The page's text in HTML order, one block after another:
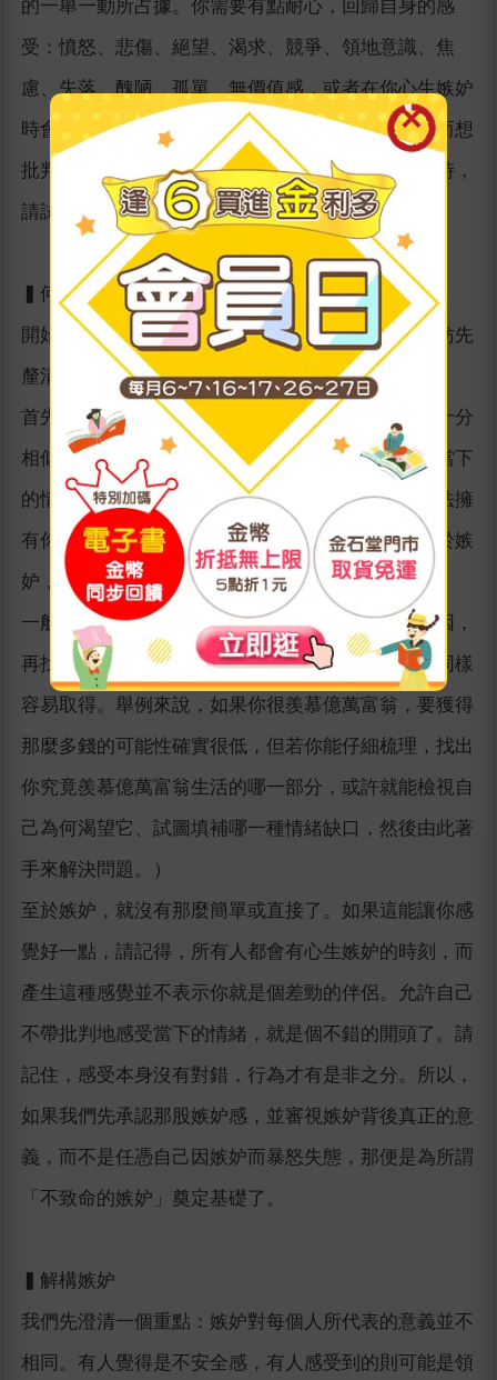
的一舉一動所占據。你需要有點耐心，回歸自身的感
受：憤怒、悲傷、絕望、渴求、競爭、領地意識、焦
慮、失落、醜陋、孤單、無價值感，或者在你心生嫉妒
時會出現的其他獨特感覺。我們常因產生痛苦情緒而想
批判自己，彷彿心情不好也需要有正當理由。難過時，
請試著對自己寬容一點吧。
▍何謂嫉妒
開始探討如何平安度過嫉妒心作祟的時期之前，不妨先
釐清所謂的嫉妒究竟是什麼。
首先就來談談嫉妒與羨慕吧，這兩種情緒乍看之下十分
相似，但我們將其視為兩種不同的情緒。要分辨你當下
的情緒屬於哪一種，方法很簡單：你是希望別人無法擁
有你想要的，還是想要擁有他人所擁有的？前者屬於嫉
妒，後者則是羨慕。
一般而言，羨慕比較容易化解，只要釐清慾望的成因，
再找出取得的辦法即可。（當然，並非所有事物都同樣
容易取得。舉例來說，如果你很羨慕億萬富翁，要獲得
那麼多錢的可能性確實很低，但若你能仔細梳理，找出
你究竟羨慕億萬富翁生活的哪一部分，或許就能檢視自
己為何渴望它、試圖填補哪一種情緒缺口，然後由此著
手來解決問題。）
至於嫉妒，就沒有那麼簡單或直接了。如果這能讓你感
覺好一點，請記得，所有人都會有心生嫉妒的時刻，而
產生這種感覺並不表示你就是個差勁的伴侶。允許自己
不帶批判地感受當下的情緒，就是個不錯的開頭了。請
記住，感受本身沒有對錯，行為才有是非之分。所以，
如果我們先承認那股嫉妒感，並審視嫉妒背後真正的意
義，而不是任憑自己因嫉妒而暴怒失態，那便是為所謂
「不致命的嫉妒」奠定基礎了。
▍解構嫉妒
我們先澄清一個重點：嫉妒對每個人所代表的意義並不
相同。有人覺得是不安全感，有人感受到的則可能是領